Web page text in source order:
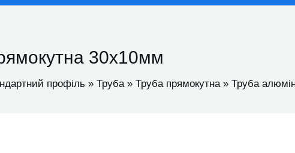
30х10мм
профіль Труба Труба прямокутна Труба